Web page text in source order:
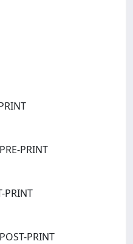
PRINT
PRINT
PRINT